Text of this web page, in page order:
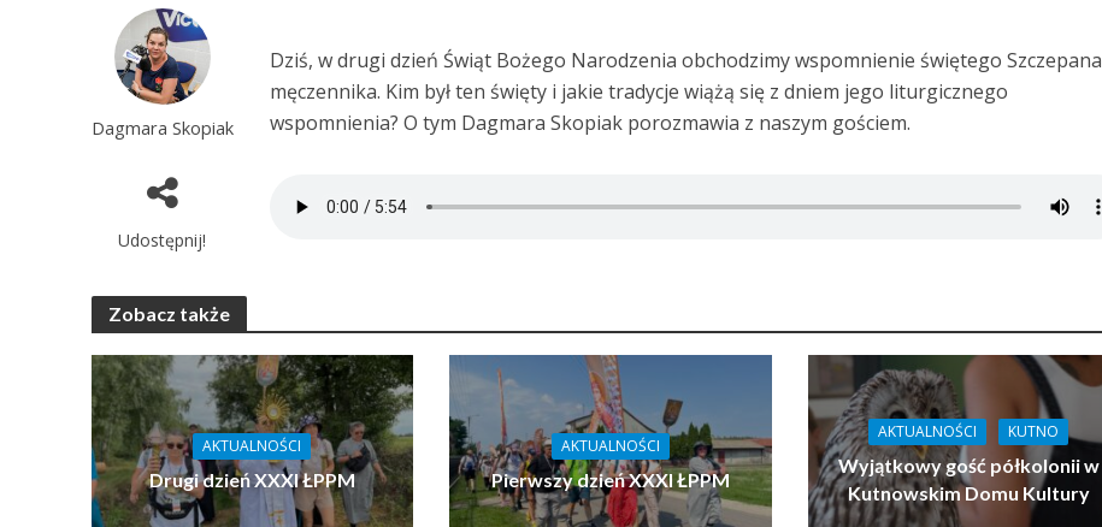
Dagmara Skopiak
Udostępnij!
Dziś, w drugi dzień Świąt Bożego Narodzenia obchodzimy wspomnienie świętego Szczepana
męczennika. Kim był ten święty i jakie tradycje wiążą się z dniem jego liturgicznego
wspomnienia? O tym Dagmara Skopiak porozmawia z naszym gościem.
Zobacz także
AKTUALNOŚCI
Drugi dzień XXXI ŁPPM
AKTUALNOŚCI
Pierwszy dzień XXXI ŁPPM
AKTUALNOŚCI KUTNO
Wyjątkowy gość półkolonii w
Kutnowskim Domu Kultury